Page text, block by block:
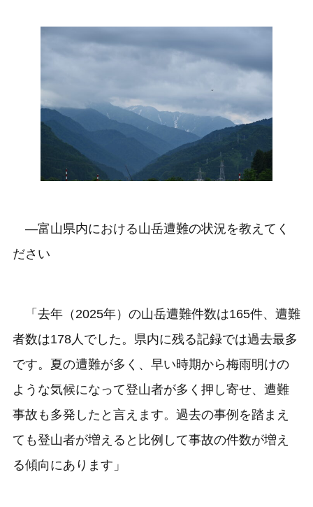
―富山県内における山岳遭難の状況を教えてく
ださい
「去年（2025年）の山岳遭難件数は165件、遭難
者数は178人でした。県内に残る記録では過去最多
です。夏の遭難が多く、早い時期から梅雨明けの
ような気候になって登山者が多く押し寄せ、遭難
事故も多発したと言えます。過去の事例を踏まえ
ても登山者が増えると比例して事故の件数が増え
る傾向にあります」